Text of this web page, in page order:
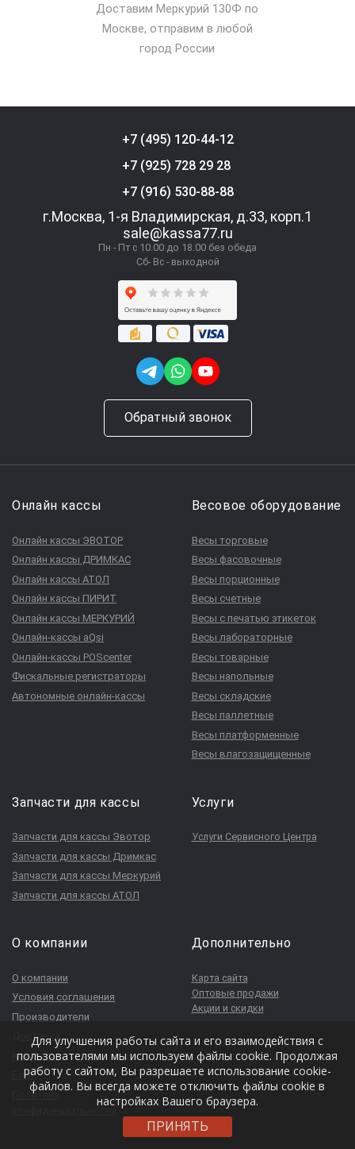
Доставим Меркурий 130Ф по
Москве, отправим в любой
город России
+7 (495) 120-44-12
+7 (925) 728 29 28
+7 (916) 530-88-88
г.Москва, 1-я Владимирская, д.33, корп.1
sale@kassa77.ru
Пн - Пт с 10.00 до 18.00 без обеда
Сб- Вс - выходной
Обратный звонок
Онлайн кассы
Онлайн кассы ЭВОТОР
Онлайн кассы ДРИМКАС
Онлайн кассы АТОЛ
Онлайн кассы ПИРИТ
Онлайн кассы МЕРКУРИЙ
Онлайн-кассы aQsi
Онлайн-кассы POScenter
Фискальные регистраторы
Автономные онлайн-кассы
Весовое оборудование
Весы торговые
Весы фасовочные
Весы порционные
Весы счетные
Весы с печатью этикеток
Весы лабораторные
Весы товарные
Весы напольные
Весы складские
Весы паллетные
Весы платформенные
Весы влагозащищенные
Запчасти для кассы
Запчасти для кассы Эвотор
Запчасти для кассы Дримкас
Запчасти для кассы Меркурий
Запчасти для кассы АТОЛ
Услуги
Услуги Сервисного Центра
О компании
О компании
Условия соглашения
Производители
Доставка
Контакты
Блог
Политика
Дополнительно
Карта сайта
Оптовые продажи
Акции и скидки
Для улучшения работы сайта и его взаимодействия с
пользователями мы используем файлы cookie. Продолжая
работу с сайтом, Вы разрешаете использование cookie-
файлов. Вы всегда можете отключить файлы cookie в
настройках Вашего браузера.
ПРИНЯТЬ